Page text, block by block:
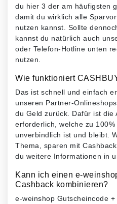
du hier 3 der am häufigsten
damit du wirklich alle
nutzen kannst. Sollte
kannst du natürlich auch
oder Telefon-Hotline unten
nutzen.
Wie funktioniert
Das ist schnell und einfach
unseren Partner-
du Geld zurück. Dafür ist die
erforderlich, welche zu
unverbindlich ist und bleibt.
Thema, sparen mit
du weitere Informationen in
Kann ich einen e-
Cashback kombinieren?
e-weinshop Gutscheincode